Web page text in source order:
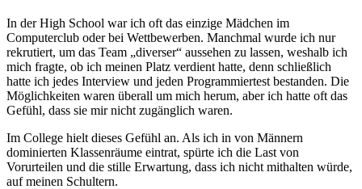
In der High School war ich oft das einzige Mädchen im
Computerclub oder bei Wettbewerben. Manchmal wurde ich nur
rekrutiert, um das Team „diverser“ aussehen zu lassen, weshalb ich
mich fragte, ob ich meinen Platz verdient hatte, denn schließlich
hatte ich jedes Interview und jeden Programmiertest bestanden. Die
Möglichkeiten waren überall um mich herum, aber ich hatte oft das
Gefühl, dass sie mir nicht zugänglich waren.
Im College hielt dieses Gefühl an. Als ich in von Männern
dominierten Klassenräume eintrat, spürte ich die Last von
Vorurteilen und die stille Erwartung, dass ich nicht mithalten würde,
auf meinen Schultern.